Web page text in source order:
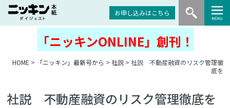
お申し込みはこちら
「ニッキンONLINE」創刊！
HOME > 「ニッキン」最新号から > 社説> 社説 不動産融資のリスク管理徹
底を
社説 不動産融資のリスク管理徹底を